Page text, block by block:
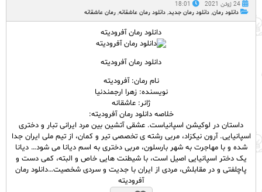
24 ژوئن 2021
18:01
دانلود رمان, دانلود رمان جدید, دانلود رمان عاشقانه, رمان عاشقانه
دانلود رمان آفرودیته
دانلود رمان آفرودیته
نام رمان: آفرودیته
نویسنده: زهرا ارجمندنیا
ژانر: عاشقانه
خلاصه دانلود رمان آفرودیته:
داستان در لوکیشن اسپانیاست. عشقی آتشین بین مرد ایرانی تبار و دختری
اسپانیایی. آرون نیکزاد، مربی رشته ی تخصصی تیر و کمان، از تیم ملی ایران جدا
شده و با مهاجرت به شهر بارسلون، مربی دختری به اسم دیانا می شود… دیانا
یک دختر اسپانیایی اصیل است، با شیطنت هایی خاص و البته، کمی دست و
پاچلفتی و در مقابلش، مردی از ایران با جدیت و سردی شخصیت…دانلود رمان
آفرودیته